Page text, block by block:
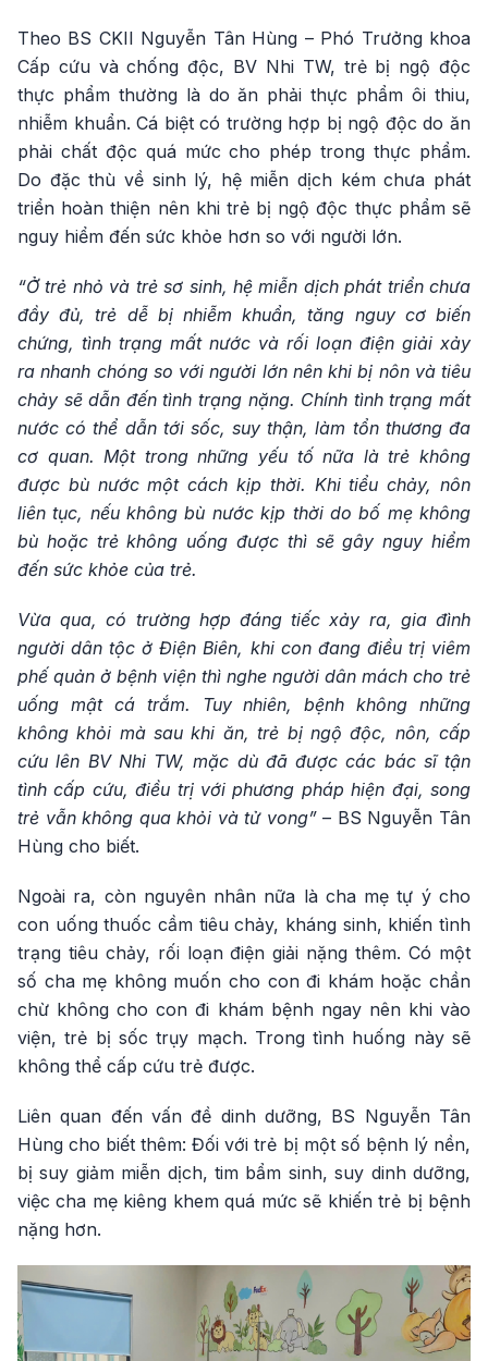
Theo BS CKII Nguyễn Tân Hùng – Phó Trưởng khoa
Cấp cứu và chống độc, BV Nhi TW, trẻ bị ngộ độc
thực phẩm thường là do ăn phải thực phẩm ôi thiu,
nhiễm khuẩn. Cá biệt có trường hợp bị ngộ độc do ăn
phải chất độc quá mức cho phép trong thực phẩm.
Do đặc thù về sinh lý, hệ miễn dịch kém chưa phát
triển hoàn thiện nên khi trẻ bị ngộ độc thực phẩm sẽ
nguy hiểm đến sức khỏe hơn so với người lớn.
“Ở trẻ nhỏ và trẻ sơ sinh, hệ miễn dịch phát triển chưa
đầy đủ, trẻ dễ bị nhiễm khuẩn, tăng nguy cơ biến
chứng, tình trạng mất nước và rối loạn điện giải xảy
ra nhanh chóng so với người lớn nên khi bị nôn và tiêu
chảy sẽ dẫn đến tình trạng nặng. Chính tình trạng mất
nước có thể dẫn tới sốc, suy thận, làm tổn thương đa
cơ quan. Một trong những yếu tố nữa là trẻ không
được bù nước một cách kịp thời. Khi tiểu chảy, nôn
liên tục, nếu không bù nước kịp thời do bố mẹ không
bù hoặc trẻ không uống được thì sẽ gây nguy hiểm
đến sức khỏe của trẻ.
Vừa qua, có trường hợp đáng tiếc xảy ra, gia đình
người dân tộc ở Điện Biên, khi con đang điều trị viêm
phế quản ở bệnh viện thì nghe người dân mách cho trẻ
uống mật cá trắm. Tuy nhiên, bệnh không những
không khỏi mà sau khi ăn, trẻ bị ngộ độc, nôn, cấp
cứu lên BV Nhi TW, mặc dù đã được các bác sĩ tận
tình cấp cứu, điều trị với phương pháp hiện đại, song
trẻ vẫn không qua khỏi và tử vong”– BS Nguyễn Tân
Hùng cho biết.
Ngoài ra, còn nguyên nhân nữa là cha mẹ tự ý cho
con uống thuốc cầm tiêu chảy, kháng sinh, khiến tình
trạng tiêu chảy, rối loạn điện giải nặng thêm. Có một
số cha mẹ không muốn cho con đi khám hoặc chần
chừ không cho con đi khám bệnh ngay nên khi vào
viện, trẻ bị sốc trụy mạch. Trong tình huống này sẽ
không thể cấp cứu trẻ được.
Liên quan đến vấn đề dinh dưỡng, BS Nguyễn Tân
Hùng cho biết thêm: Đối với trẻ bị một số bệnh lý nền,
bị suy giảm miễn dịch, tim bẩm sinh, suy dinh dưỡng,
việc cha mẹ kiêng khem quá mức sẽ khiến trẻ bị bệnh
nặng hơn.